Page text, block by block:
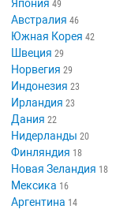
Япония 49
Австралия 46
Южная Корея 42
Швеция 29
Норвегия 29
Индонезия 23
Ирландия 23
Дания 22
Нидерланды 20
Финляндия 18
Новая Зеландия 18
Мексика 16
Аргентина 14